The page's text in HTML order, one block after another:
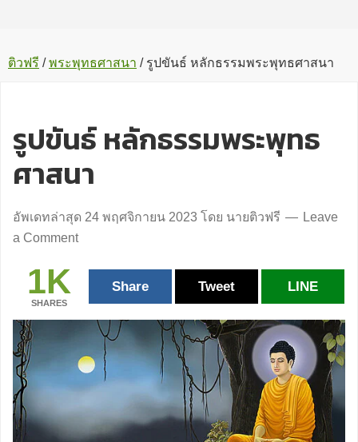
ติวฟรี / พระพุทธศาสนา /รูปขันธ์ หลักธรรมพระพุทธศาสนา
รูปขันธ์ หลักธรรมพระพุทธ
ศาสนา
อัพเดทล่าสุด 24 พฤศจิกายน 2023 โดย นายติวฟรี
Leave
a Comment
1K
SHARES
Share Tweet LINE